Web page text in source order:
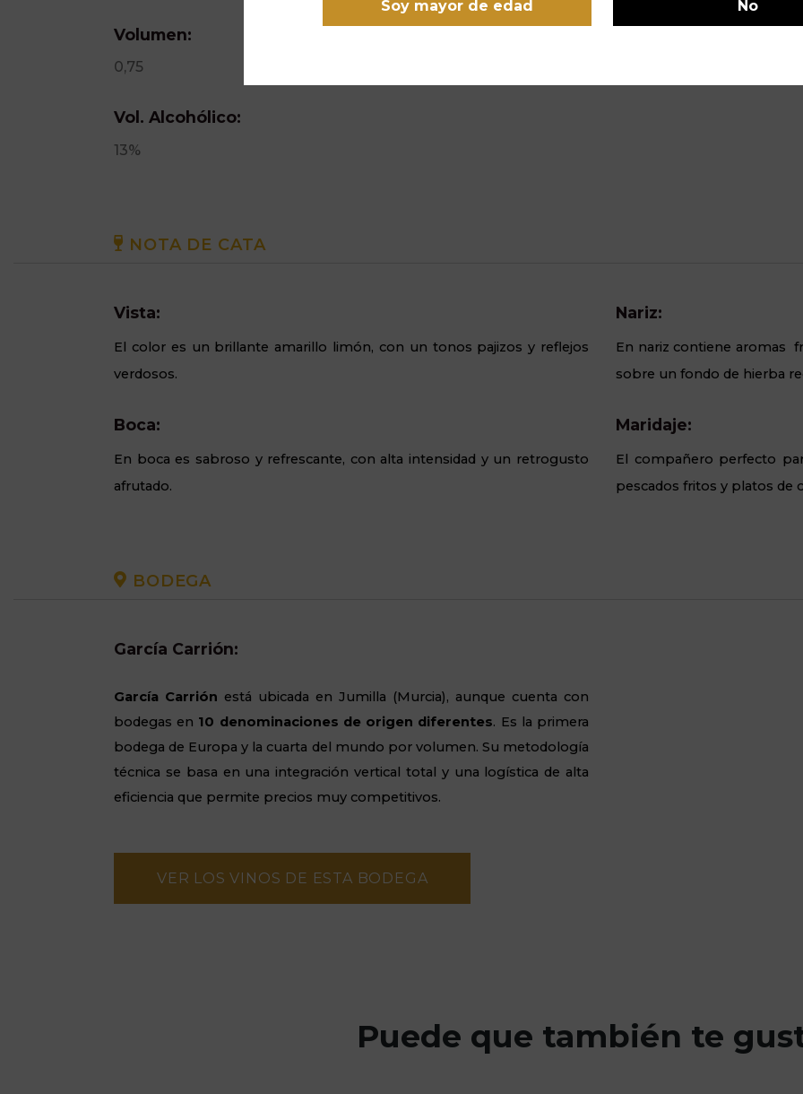
Soy mayor de edad No
Volumen:
0,75
Vol. Alcohólico:
13%
NOTA DE CATA
Vista:
El color es un brillante amarillo limón, con un tonos pajizos y reflejos
verdosos.
Nariz:
En nariz contiene aromas
sobre un fondo de hierba
Boca:
En boca es sabroso y refrescante, con alta intensidad y un retrogusto
afrutado.
Maridaje:
El compañero perfecto
pescados fritos y platos de
BODEGA
García Carrión:
García Carrión está ubicada en Jumilla (Murcia), aunque cuenta con
bodegas en 10 denominaciones de origen diferentes. Es la primera
bodega de Europa y la cuarta del mundo por volumen. Su metodología
técnica se basa en una integración vertical total y una logística de alta
eficiencia que permite precios muy competitivos.
VER LOS VINOS DE ESTA BODEGA
Puede que también te